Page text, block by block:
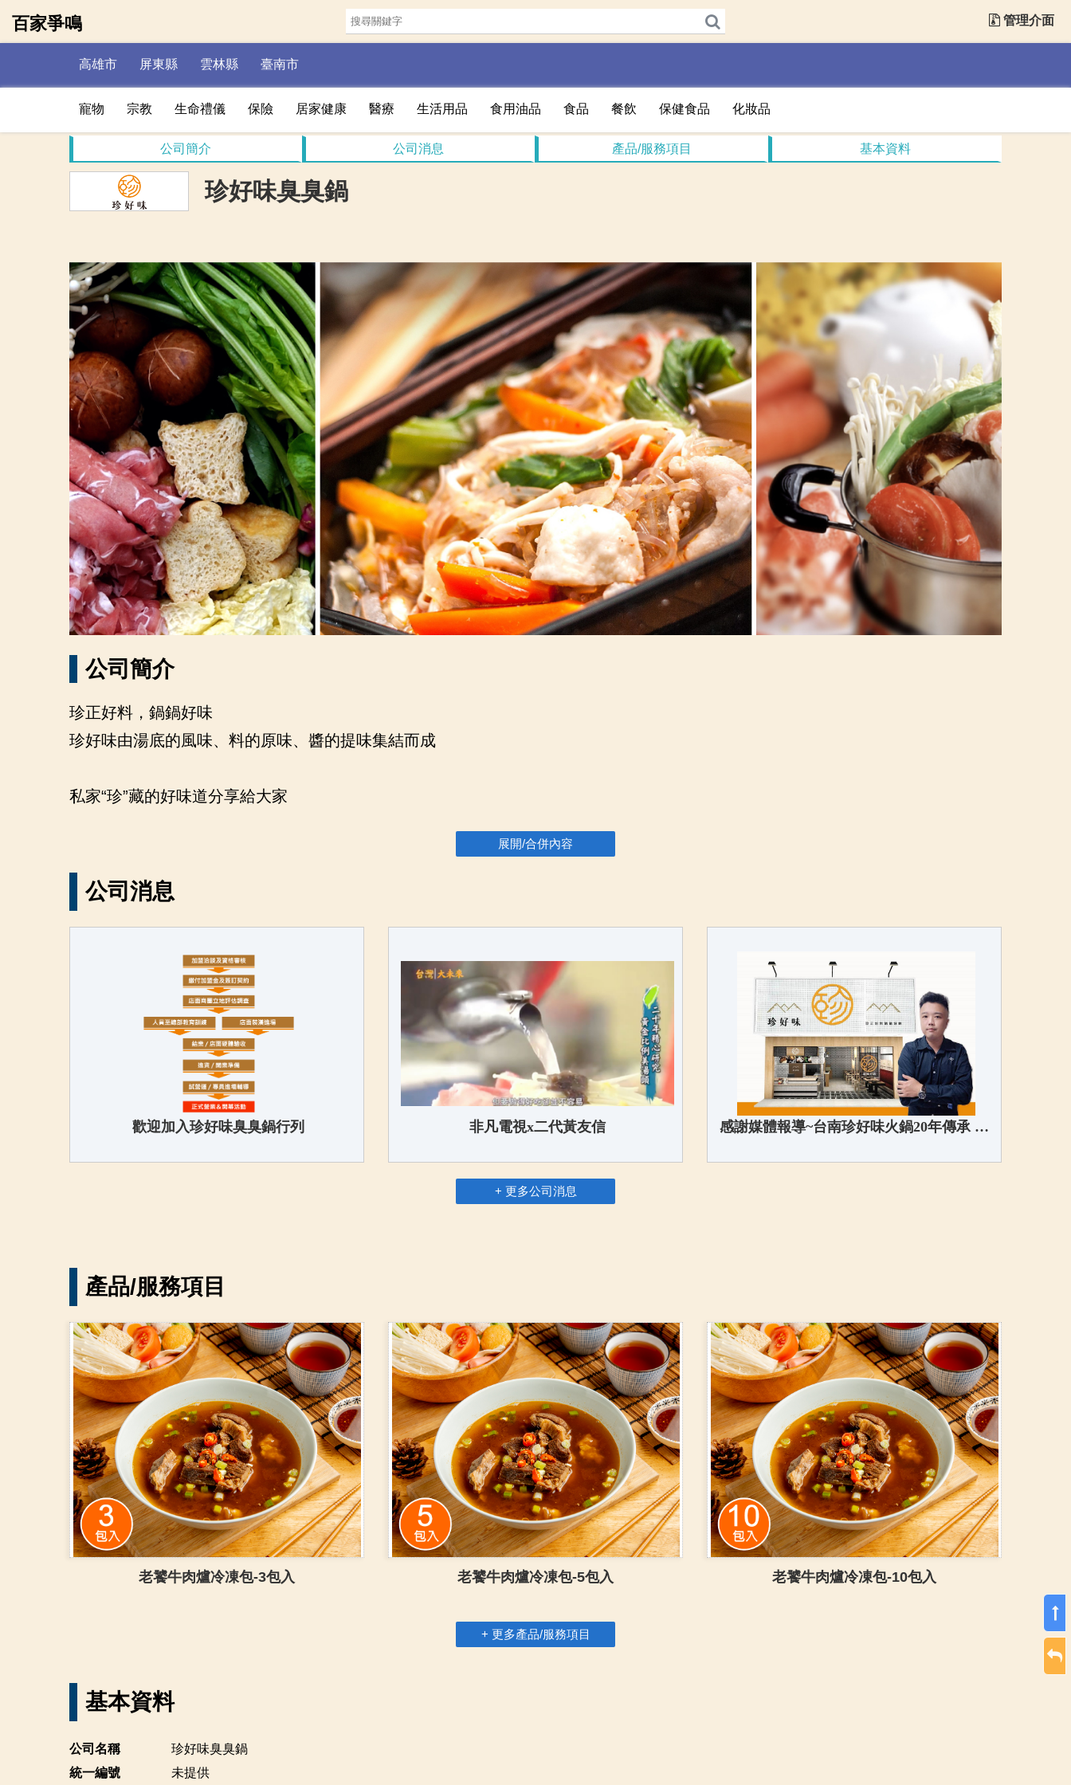
百家爭鳴 管理介面
高雄市 屏東縣 雲林縣 臺南市
寵物 宗教 生命禮儀 保險 居家健康 醫療 生活用品 食用油品 食品 餐飲 保健食品 化妝品
公司簡介 公司消息 產品/服務項目 基本資料
珍好味臭臭鍋
公司簡介
珍正好料，鍋鍋好味
珍好味由湯底的風味、料的原味、醬的提味集結而成
私家“珍”藏的好味道分享給大家
打造高貴不貴的平價小火鍋
展開/合併內容
公司消息
歡迎加入珍好味臭臭鍋行列 非凡電視x二代黃友信 感謝媒體報導~台南珍好味火鍋20年傳承 共創火鍋市場千億商機
+ 更多公司消息
產品/服務項目
老饕牛肉爐冷凍包-3包入 老饕牛肉爐冷凍包-5包入 老饕牛肉爐冷凍包-10包入
+ 更多產品/服務項目
基本資料
公司名稱
珍好味臭臭鍋
統一編號
未提供